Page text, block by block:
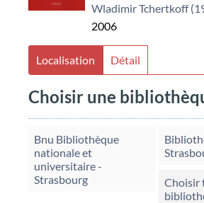
Wladimir Tchertkoff
2006
Localisation Détail
Choisir une
Bnu Bibliothèque
nationale et
universitaire -
Strasbourg
Choisir